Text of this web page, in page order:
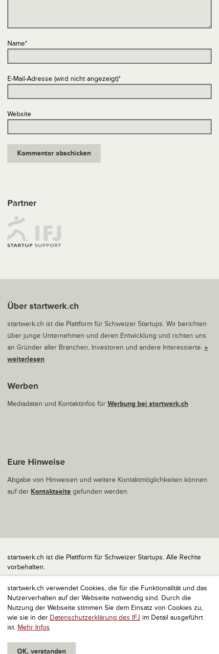
startwerk.ch verwendet Cookies, die für die Funktionalität und das
Nutzerverhalten auf der Webseite notwendig sind. Durch die
Nutzung der Webseite stimmen Sie dem Einsatz von Cookies zu,
wie sie in der Datenschutzerklärung des IFJ im Detail ausgeführt
ist. Mehr Infos
OK, verstanden
Name*
E-Mail-Adresse (wird nicht angezeigt)*
Website
Partner
Über startwerk.ch
startwerk.ch ist die Plattform für Schweizer Startups. Wir berichten
über junge Unternehmen und deren Entwicklung und richten uns
an Gründer aller Branchen, Investoren und andere Interessierte. »
weiterlesen
Werben
Mediadaten und Kontaktinfos für Werbung bei startwerk.ch
Eure Hinweise
Abgabe von Hinweisen und weitere Kontaktmöglichkeiten können
auf der Kontaktseite gefunden werden.
startwerk.ch ist die Plattform für Schweizer Startups. Alle Rechte
vorbehalten.
Impressum
Kontakt
nach oben